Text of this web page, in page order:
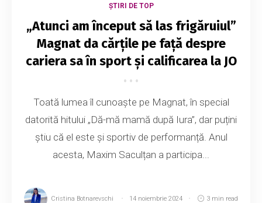
ȘTIRI DE TOP
„Atunci am început să las frigăruiul”
Magnat da cărțile pe față despre
cariera sa în sport și calificarea la JO
Toată lumea îl cunoaște pe Magnat, în special
datorită hitului „Dă-mă mamă după Iura”, dar puțini
știu că el este și sportiv de performanță. Anul
acesta, Maxim Saculțan a participa...
Cristina Botnarevschi 14 noiembrie 2024 3 min read